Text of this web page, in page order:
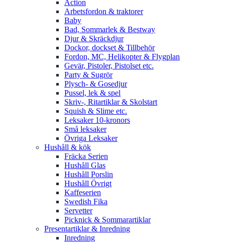
Action
Arbetsfordon & traktorer
Baby
Bad, Sommarlek & Bestway
Djur & Skräckdjur
Dockor, dockset & Tillbehör
Fordon, MC, Helikopter & Flygplan
Gevär, Pistoler, Pistolset etc.
Party & Sugrör
Plysch- & Gosedjur
Pussel, lek & spel
Skriv-, Ritartiklar & Skolstart
Squish & Slime etc.
Leksaker 10-kronors
Små leksaker
Övriga Leksaker
Hushåll & kök
Fräcka Serien
Hushåll Glas
Hushåll Porslin
Hushåll Övrigt
Kaffeserien
Swedish Fika
Servetter
Picknick & Sommarartiklar
Presentartiklar & Inredning
Inredning